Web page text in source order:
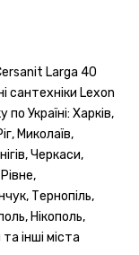
Larga 40
сантехніки Lexon
Україні: Харків,
Миколаїв,
Черкаси,
Тернопіль,
Нікополь,
інші міста